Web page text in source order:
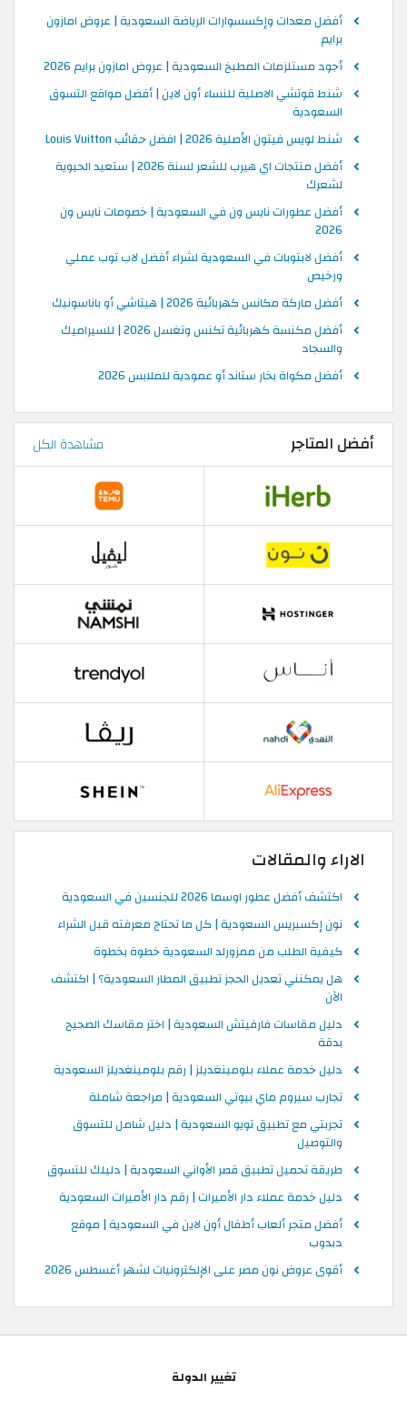
أفضل معدات وإكسسوارات الرياضة السعودية | عروض امازون
برايم
أجود مستلزمات المطبخ السعودية | عروض امازون برايم 2026
شنط قوتشي الاصلية للنساء أون لاين | أفضل مواقع التسوق
السعودية
شنط لويس فيتون الأصلية 2026 | افضل حقائب Louis Vuitton
أفضل منتجات اي هيرب للشعر لسنة 2026 | ستعيد الحيوية
لشعرك
أفضل عطورات نايس ون في السعودية | خصومات نايس ون
2026
أفضل لابتوبات في السعودية لشراء أفضل لاب توب عملي
ورخيص
أفضل ماركة مكانس كهربائية 2026 | هيتاشي أو باناسونيك
أفضل مكنسة كهربائية تكنس وتغسل 2026 | للسيراميك
والسجاد
أفضل مكواة بخار ستاند أو عمودية للملابس 2026
أفضل المتاجر مشاهدة الكل
الاراء والمقالات
اكتشف أفضل عطور اوسما 2026 للجنسين في السعودية
نون إكسبريس السعودية | كل ما تحتاج معرفته قبل الشراء
كيفية الطلب من ممزورلد السعودية خطوة بخطوة
هل يمكنني تعديل الحجز تطبيق المطار السعودية؟ | اكتشف
الآن
دليل مقاسات فارفيتش السعودية | اختر مقاسك الصحيح
بدقة
دليل خدمة عملاء بلومينغديلز | رقم بلومينغديلز السعودية
تجارب سيروم ماي بيوتي السعودية | مراجعة شاملة
تجربتي مع تطبيق تويو السعودية | دليل شامل للتسوق
والتوصيل
طريقة تحميل تطبيق قصر الأواني السعودية | دليلك للتسوق
دليل خدمة عملاء دار الأميرات | رقم دار الأميرات السعودية
أفضل متجر ألعاب أطفال أون لاين في السعودية | موقع
دبدوب
أقوى عروض نون مصر على الإلكترونيات لشهر أغسطس 2026
تغيير الدولة